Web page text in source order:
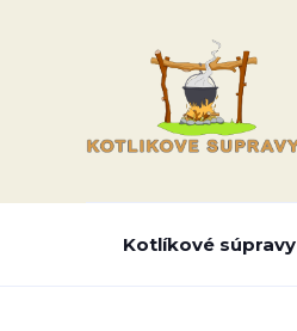
Kotlíkové súpravy